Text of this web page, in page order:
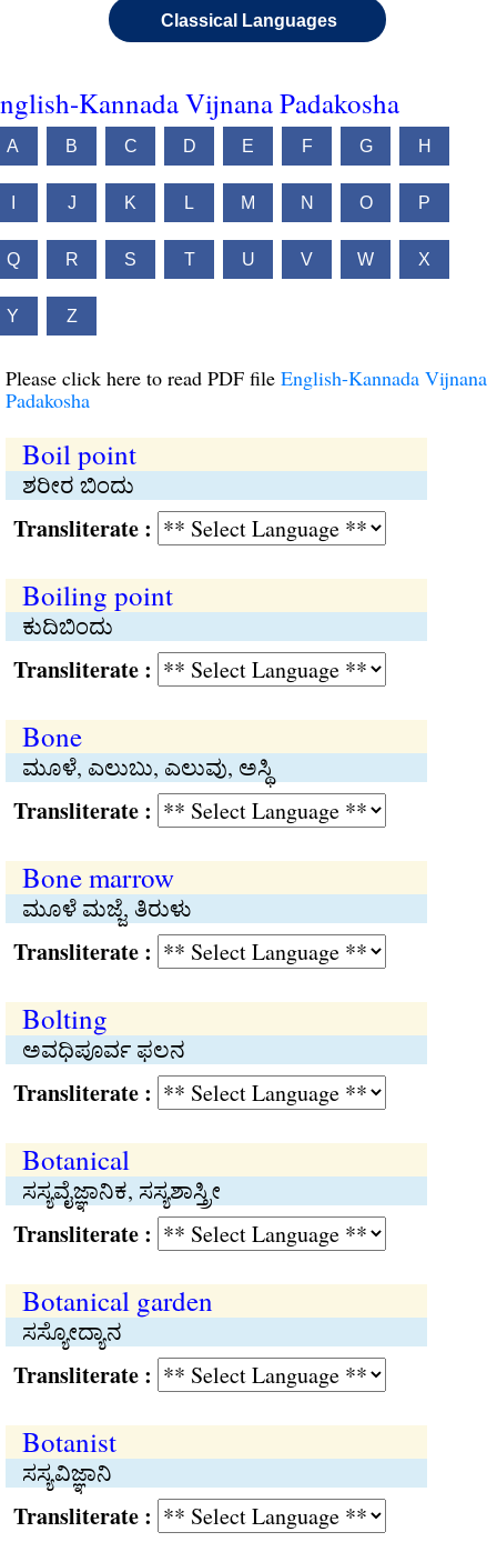
Classical Languages
Kannada Vijnana Padakosha
A B C D E F G H
J K L M N O P
Q R S T U V W X
Y Z
Please click here to read PDF file English-Kannada Vijnana
Padakosha
Boil point
ಶರೀರ ಬಿಂದು
:
Boiling point
ಕುದಿಬಿಂದು
:
Bone
ಮೂಳೆ, ಎಲುಬು, ಎಲುವು, ಅಸ್ಥಿ
:
Bone marrow
ಮೂಳೆ ಮಜ್ಜೆ, ತಿರುಳು
:
Bolting
ಅವಧಿಪೂರ್ವ ಫಲನ
:
Botanical
ಸಸ್ಯವೈಜ್ಞಾನಿಕ, ಸಸ್ಯಶಾಸ್ತ್ರೀ
:
Botanical garden
ಸಸ್ಯೋದ್ಯಾನ
:
Botanist
ಸಸ್ಯವಿಜ್ಞಾನಿ
: